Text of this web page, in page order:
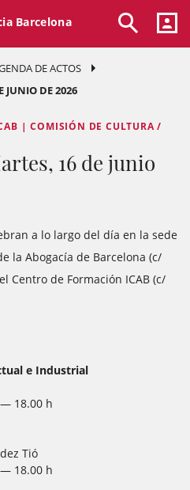
Barcelona
DE ACTOS
JUNIO DE 2026
| COMISIÓN DE CULTURA /
16 de junio
a lo largo del día en la sede
la Abogacía de Barcelona (c/
Centro de Formación ICAB (c/
e Industrial
18.00 h
Tió
18.00 h